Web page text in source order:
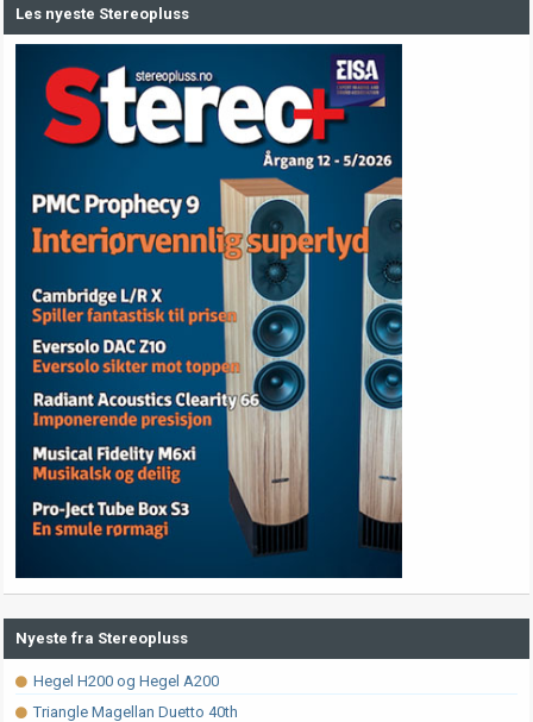
Les nyeste Stereopluss
Nyeste fra Stereopluss
Hegel H200 og Hegel A200
Triangle Magellan Duetto 40th